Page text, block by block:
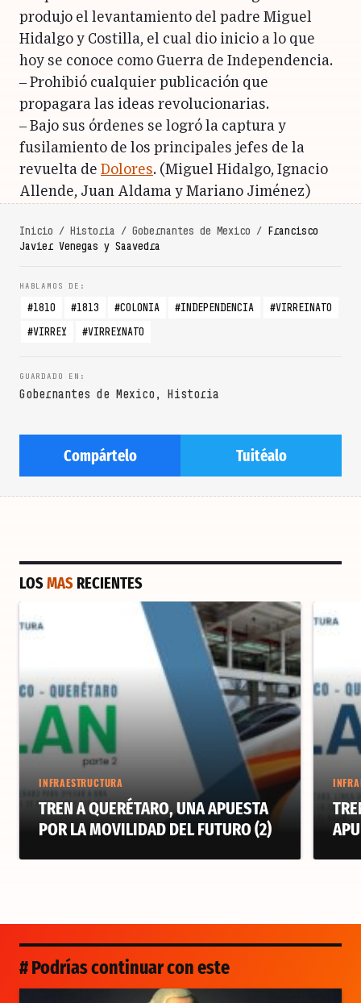
produjo el levantamiento del padre Miguel
Hidalgo y Costilla, el cual dio inicio a lo que
hoy se conoce como Guerra de Independencia.
– Prohibió cualquier publicación que
propagara las ideas revolucionarias.
– Bajo sus órdenes se logró la captura y
fusilamiento de los principales jefes de la
revuelta de Dolores. (Miguel Hidalgo, Ignacio
Allende, Juan Aldama y Mariano Jiménez)
Inicio / Historia / Gobernantes de Mexico / Francisco
Javier Venegas y Saavedra
1810 1813 COLONIA INDEPENDENCIA
VIRREINATO
VIRREY
VIRREYNATO
Gobernantes de Mexico , Historia
Compártelo Tuitéalo
LOSMAS RECIENTES
INFRAESTRUCTURA
TREN A QUERÉTARO, UNA APUESTA
POR LA MOVILIDAD DEL FUTURO (2)
# Podrías continuar con este